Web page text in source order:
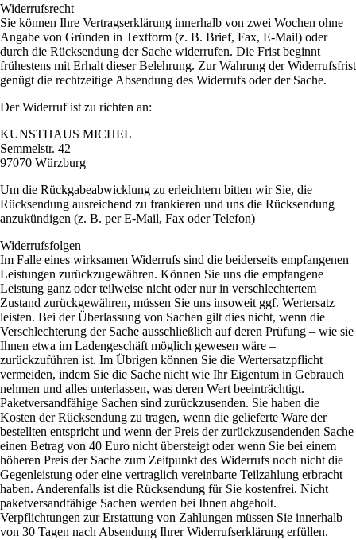
Widerrufsrecht
Sie können Ihre Vertragserklärung innerhalb von zwei Wochen ohne
Angabe von Gründen in Textform (z. B. Brief, Fax, E-Mail) oder
durch die Rücksendung der Sache widerrufen. Die Frist beginnt
frühestens mit Erhalt dieser Belehrung. Zur Wahrung der Widerrufsfrist
genügt die rechtzeitige Absendung des Widerrufs oder der Sache.
Der Widerruf ist zu richten an:
KUNSTHAUS MICHEL
Semmelstr. 42
97070 Würzburg
Um die Rückgabeabwicklung zu erleichtern bitten wir Sie, die
Rücksendung ausreichend zu frankieren und uns die Rücksendung
anzukündigen (z. B. per E-Mail, Fax oder Telefon)
Widerrufsfolgen
Im Falle eines wirksamen Widerrufs sind die beiderseits empfangenen
Leistungen zurückzugewähren. Können Sie uns die empfangene
Leistung ganz oder teilweise nicht oder nur in verschlechtertem
Zustand zurückgewähren, müssen Sie uns insoweit ggf. Wertersatz
leisten. Bei der Überlassung von Sachen gilt dies nicht, wenn die
Verschlechterung der Sache ausschließlich auf deren Prüfung – wie sie
Ihnen etwa im Ladengeschäft möglich gewesen wäre –
zurückzuführen ist. Im Übrigen können Sie die Wertersatzpflicht
vermeiden, indem Sie die Sache nicht wie Ihr Eigentum in Gebrauch
nehmen und alles unterlassen, was deren Wert beeinträchtigt.
Paketversandfähige Sachen sind zurückzusenden. Sie haben die
Kosten der Rücksendung zu tragen, wenn die gelieferte Ware der
bestellten entspricht und wenn der Preis der zurückzusendenden Sache
einen Betrag von 40 Euro nicht übersteigt oder wenn Sie bei einem
höheren Preis der Sache zum Zeitpunkt des Widerrufs noch nicht die
Gegenleistung oder eine vertraglich vereinbarte Teilzahlung erbracht
haben. Anderenfalls ist die Rücksendung für Sie kostenfrei. Nicht
paketversandfähige Sachen werden bei Ihnen abgeholt.
Verpflichtungen zur Erstattung von Zahlungen müssen Sie innerhalb
von 30 Tagen nach Absendung Ihrer Widerrufserklärung erfüllen.